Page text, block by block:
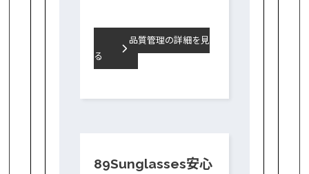
品質管理の詳細を見
る
89Sunglasses安心